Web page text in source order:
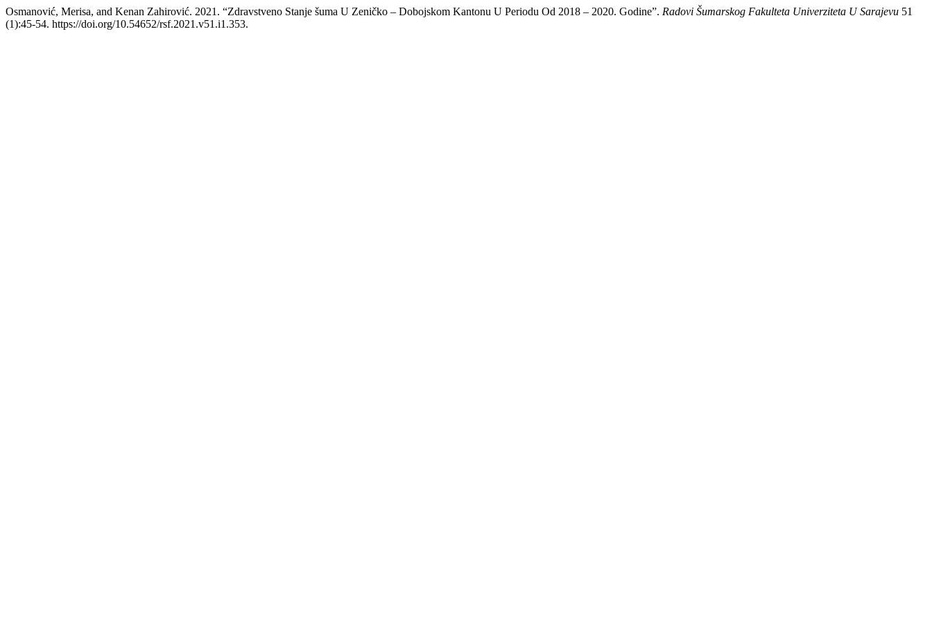
Osmanović, Merisa, and Kenan Zahirović. 2021. “Zdravstveno Stanje šuma U Zeničko – Dobojskom Kantonu U Periodu Od 2018 – 2020. Godine”. Radovi Šumarskog Fakulteta Univerziteta U Sarajevu 51
(1):45-54. https://doi.org/10.54652/rsf.2021.v51.i1.353.